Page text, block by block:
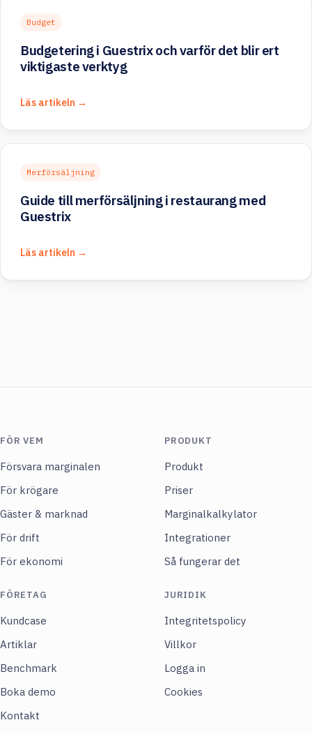
Budget
Budgetering i Guestrix och varför det blir ert
viktigaste verktyg
Läs artikeln →
Merförsäljning
Guide till merförsäljning i restaurang med
Guestrix
Läs artikeln →
FÖR VEM
Försvara marginalen
För krögare
Gäster & marknad
För drift
För ekonomi
PRODUKT
Produkt
Priser
Marginalkalkylator
Integrationer
Så fungerar det
FÖRETAG
Kundcase
Artiklar
Benchmark
Boka demo
Kontakt
JURIDIK
Integritetspolicy
Villkor
Logga in
Cookies